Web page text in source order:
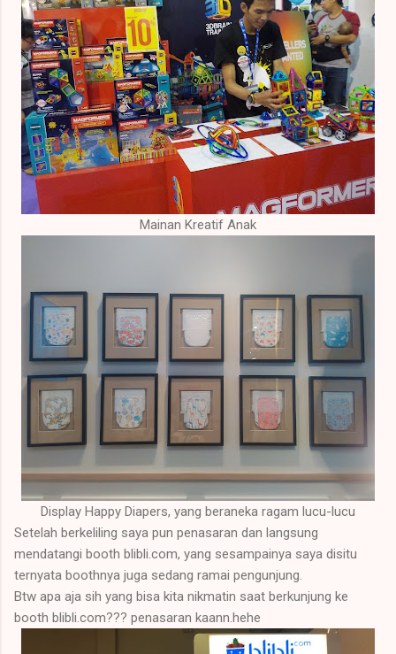
Mainan Kreatif Anak
Display Happy Diapers, yang beraneka ragam lucu-lucu
Setelah berkeliling saya pun penasaran dan langsung
mendatangi booth blibli.com, yang sesampainya saya disitu
ternyata boothnya juga sedang ramai pengunjung.
Btw apa aja sih yang bisa kita nikmatin saat berkunjung ke
booth blibli.com??? penasaran kaann.hehe